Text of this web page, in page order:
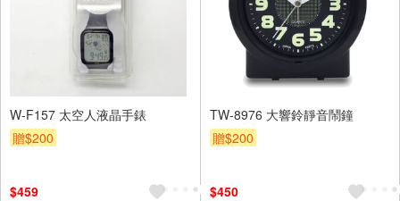
W-F157 太空人液晶手錶
贈$200
$459
TW-8976 大響鈴靜音鬧鐘
贈$200
$450